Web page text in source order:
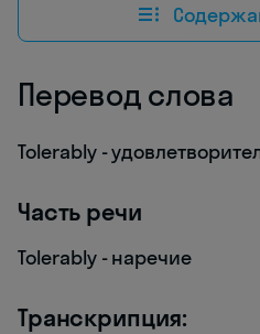
Перевод слова
Tolerably -
Часть речи
Tolerably - наречие
Транскрипция: